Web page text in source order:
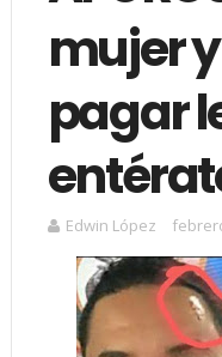
mujer
pagar
Edwin López